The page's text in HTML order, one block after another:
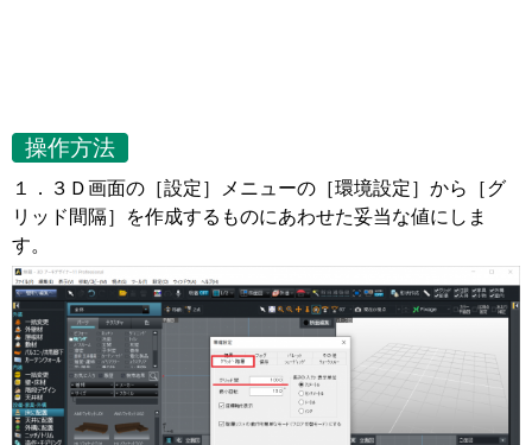
操作方法
１．３Ｄ画面の［設定］メニューの［環境設定］から［グ
リッド間隔］を作成するものにあわせた妥当な値にしま
す。